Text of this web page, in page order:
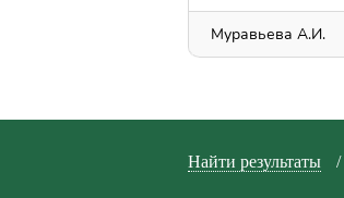
Муравьева А.И.
Найти результаты /